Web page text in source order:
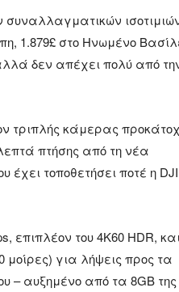
συναλλαγματικών
1.879£ στο Ηνωμένο
δεν απέχει πολύ από
τριπλής κάμερας
πτήσης από τη νέα
τοποθετήσει ποτέ η
επιπλέον του 4K60 HDR,
για λήψεις προς τα
– αυξημένο από τα 8GB της